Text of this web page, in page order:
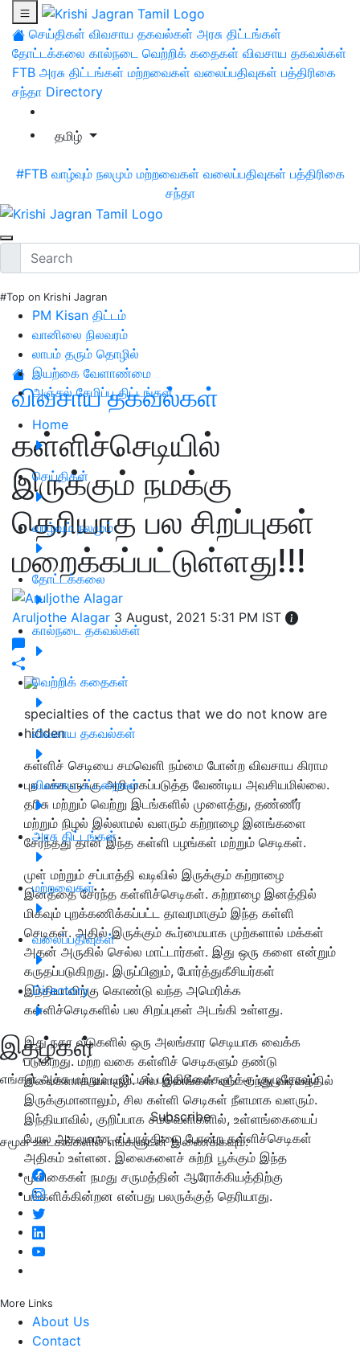
செய்திகள் விவசாய தகவல்கள் அரசு திட்டங்கள்
தோட்டக்கலை கால்நடை வெற்றிக் கதைகள் விவசாய தகவல்கள்
FTB அரசு திட்டங்கள் மற்றவைகள் வலைப்பதிவுகள் பத்திரிகை
சந்தா Directory
தமிழ்
#FTB வாழ்வும் நலமும் மற்றவைகள் வலைப்பதிவுகள் பத்திரிகை
சந்தா
#Top on Krishi Jagran
PM Kisan திட்டம்
வானிலை நிலவரம்
லாபம் தரும் தொழில்
இயற்கை வேளாண்மை
அஞ்சல் சேமிப்பு திட்டங்கள்
Home
செய்திகள்
வாழ்வும் நலமும்
தோட்டக்கலை
கால்நடை தகவல்கள்
வெற்றிக் கதைகள்
விவசாய தகவல்கள்
விவசாய பட்டறைகள்
அரசு திட்டங்கள்
மற்றவைகள்
வலைப்பதிவுகள்
Directory
இதழ்கள்
எங்கள் அச்சு மற்றும் டிஜிட்டல் பத்திரிகைகளுக்கு குழுசேரவும்
Subscribe
சமூக ஊடகங்களில் எங்களுடன் இணைக்கவும்:
More Links
About Us
Contact
விவசாய தகவல்கள்
கள்ளிச்செடியில்
இருக்கும் நமக்கு
தெரியாத பல சிறப்புகள்
மறைக்கப்பட்டுள்ளது!!!
Aruljothe Alagar 3 August, 2021 5:31 PM IST
specialties of the cactus that we do not know are
hidden
கள்ளிச் செடியை சமவெளி நம்மை போன்ற விவசாய கிராம
புற மக்களுக்கு அறிமுகப்படுத்த வேண்டிய அவசியமில்லை.
தரிசு மற்றும் வெற்று இடங்களில் முளைத்து, தண்ணீர்
மற்றும் நிழல் இல்லாமல் வளரும் கற்றாழை இனங்களை
சேர்ந்தது தான் இந்த கள்ளி பழங்கள் மற்றும் செடிகள்.
முள் மற்றும் சப்பாத்தி வடிவில் இருக்கும் கற்றாழை
இனத்தை சேர்ந்த கள்ளிச்செடிகள். கற்றாழை இனத்தில்
மிகவும் புறக்கணிக்கப்பட்ட தாவரமாகும் இந்த கள்ளி
செடிகள். அதில் இருக்கும் கூர்மையாக முற்களால் மக்கள்
அதன் அருகில் செல்ல மாட்டார்கள். இது ஒரு களை என்றும்
கருதப்படுகிறது. இருப்பினும், போர்த்துகீசியர்கள்
இந்தியாவிற்கு கொண்டு வந்த அமெரிக்க
கள்ளிச்செடிகளில் பல சிறப்புகள் அடங்கி உள்ளது.
இது நகர வீடுகளில் ஒரு அலங்கார செடியாக வைக்க
படுகிறது. மற்ற வகை கள்ளிச் செடிகளும் தண்டு
இலைகளாக வளரும். சில இனங்கள் வட்ட-பந்து வடிவத்தில்
இருக்குமானாலும், சில கள்ளி செடிகள் நீளமாக வளரும்.
இந்தியாவில், குறிப்பாக சமவெளிகளில், உள்ளங்கையைப்
போல அகலமான சப்பாத்தியை போன்ற கள்ளிச்செடிகள்
அதிகம் உள்ளன. இலைகளைச் சுற்றி பூக்கும் இந்த
மூலிகைகள் நமது சருமத்தின் ஆரோக்கியத்திற்கு
பங்களிக்கின்றன என்பது பலருக்குத் தெரியாது.